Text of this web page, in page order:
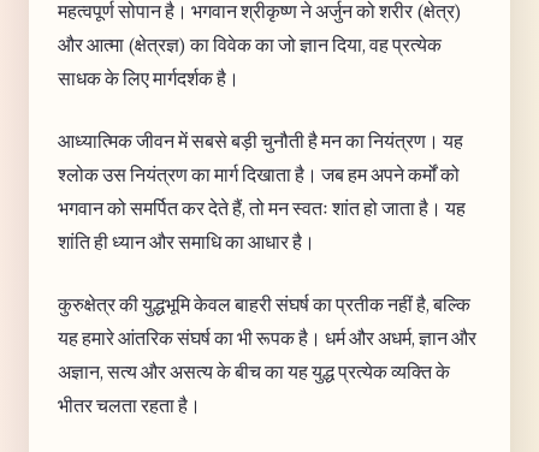
महत्वपूर्ण सोपान है। भगवान श्रीकृष्ण ने अर्जुन को शरीर (क्षेत्र)
और आत्मा (क्षेत्रज्ञ) का विवेक का जो ज्ञान दिया, वह प्रत्येक
साधक के लिए मार्गदर्शक है।
आध्यात्मिक जीवन में सबसे बड़ी चुनौती है मन का नियंत्रण। यह
श्लोक उस नियंत्रण का मार्ग दिखाता है। जब हम अपने कर्मों को
भगवान को समर्पित कर देते हैं, तो मन स्वतः शांत हो जाता है। यह
शांति ही ध्यान और समाधि का आधार है।
कुरुक्षेत्र की युद्धभूमि केवल बाहरी संघर्ष का प्रतीक नहीं है, बल्कि
यह हमारे आंतरिक संघर्ष का भी रूपक है। धर्म और अधर्म, ज्ञान और
अज्ञान, सत्य और असत्य के बीच का यह युद्ध प्रत्येक व्यक्ति के
भीतर चलता रहता है।